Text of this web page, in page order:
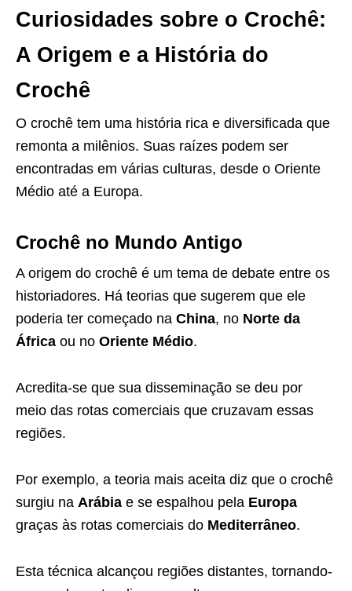
Curiosidades sobre o Crochê:
A Origem e a História do
Crochê
O crochê tem uma história rica e diversificada que
remonta a milênios. Suas raízes podem ser
encontradas em várias culturas, desde o Oriente
Médio até a Europa.
Crochê no Mundo Antigo
A origem do crochê é um tema de debate entre os
historiadores. Há teorias que sugerem que ele
poderia ter começado na China, no Norte da
África ou no Oriente Médio.
Acredita-se que sua disseminação se deu por
meio das rotas comerciais que cruzavam essas
regiões.
Por exemplo, a teoria mais aceita diz que o crochê
surgiu na Arábia e se espalhou pela Europa
graças às rotas comerciais do Mediterrâneo.
Esta técnica alcançou regiões distantes, tornando-